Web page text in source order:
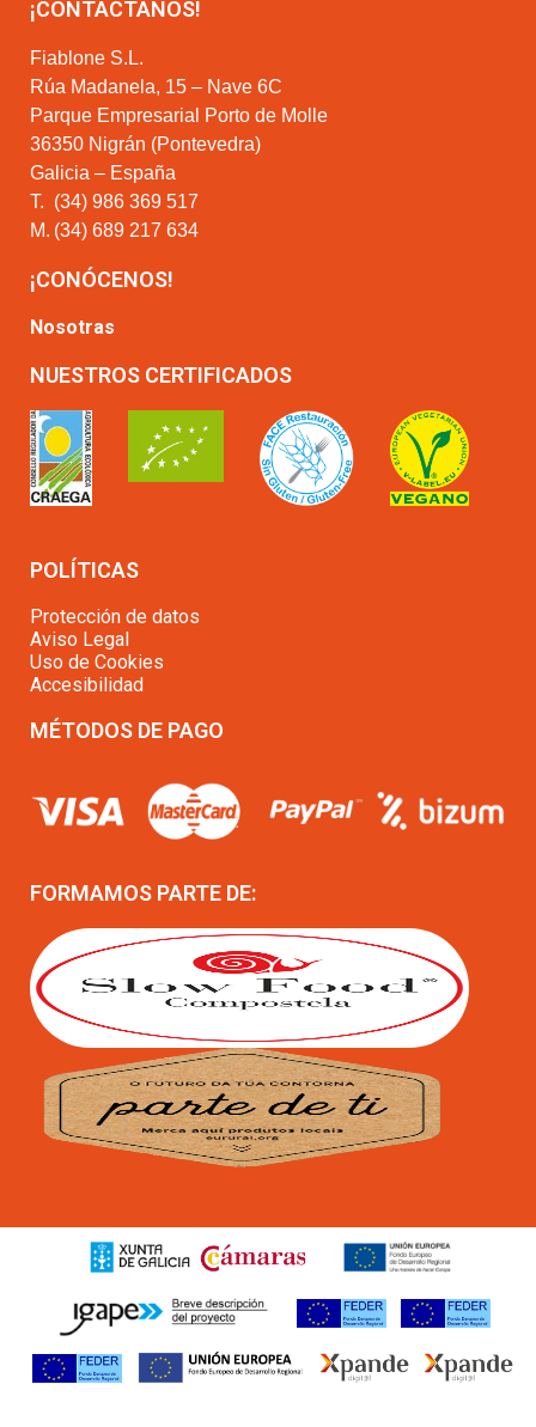
¡CONTÁCTANOS!
Fiablone S.L.
Rúa Madanela, 15 – Nave 6C
Parque Empresarial Porto de Molle
36350 Nigrán (Pontevedra)
Galicia – España
T. (34) 986 369 517
M. (34) 689 217 634
¡CONÓCENOS!
Nosotras
NUESTROS CERTIFICADOS
POLÍTICAS
Protección de datos
Aviso Legal
Uso de Cookies
Accesibilidad
MÉTODOS DE PAGO
FORMAMOS PARTE DE: